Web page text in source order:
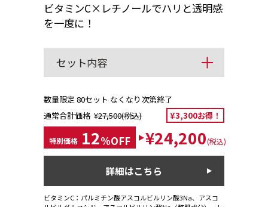
ビタミンC×レチノールでハリと透明感
を一度に！
セット内容
数量限定 80セット なくなり次第終了
通常合計価格 ¥27,500(税込) ¥3,300お得！
特別価格 12%OFF ¥24,200(税込)
詳細はこちら
ビタミンC：パルミチン酸アスコルビルリン酸3Na、アスコ